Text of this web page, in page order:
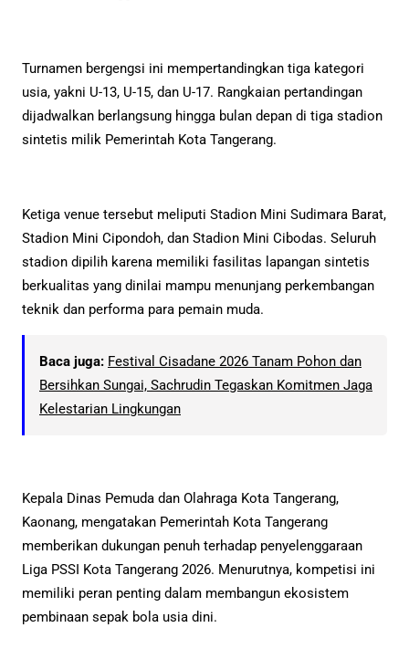
Turnamen bergengsi ini mempertandingkan tiga kategori
usia, yakni U-13, U-15, dan U-17. Rangkaian pertandingan
dijadwalkan berlangsung hingga bulan depan di tiga stadion
sintetis milik Pemerintah Kota Tangerang.
Ketiga venue tersebut meliputi Stadion Mini Sudimara Barat,
Stadion Mini Cipondoh, dan Stadion Mini Cibodas. Seluruh
stadion dipilih karena memiliki fasilitas lapangan sintetis
berkualitas yang dinilai mampu menunjang perkembangan
teknik dan performa para pemain muda.
Baca juga: Festival Cisadane 2026 Tanam Pohon dan
Bersihkan Sungai, Sachrudin Tegaskan Komitmen Jaga
Kelestarian Lingkungan
Kepala Dinas Pemuda dan Olahraga Kota Tangerang,
Kaonang, mengatakan Pemerintah Kota Tangerang
memberikan dukungan penuh terhadap penyelenggaraan
Liga PSSI Kota Tangerang 2026. Menurutnya, kompetisi ini
memiliki peran penting dalam membangun ekosistem
pembinaan sepak bola usia dini.